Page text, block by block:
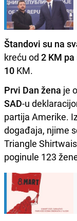
Štandovi su na
kreću od 2 KM pa
10 KM.
Prvi Dan žena je
SAD-u
partija Amerike.
događaja, njime
Triangle
poginule 123